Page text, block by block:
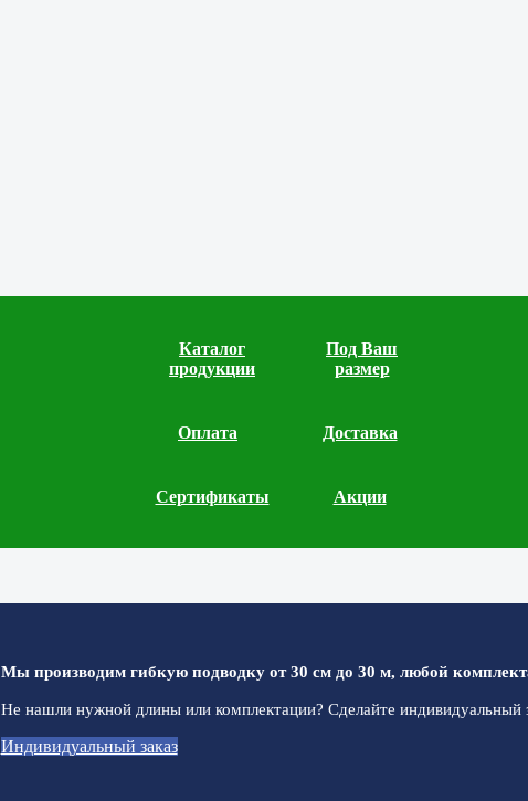
Каталог
продукции
Под Ваш
размер
Оплата Доставка
Сертификаты Акции
Мы производим гибкую подводку от 30 см до 30 м, любой
Не нашли нужной длины или комплектации? Сделайте индивидуальный
Индивидуальный заказ